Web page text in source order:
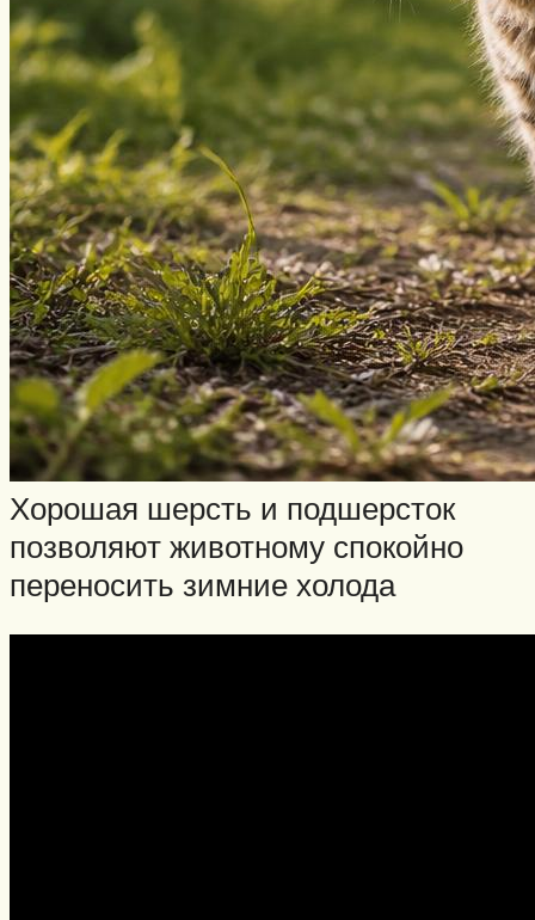
Хорошая шерсть и подшерсток
позволяют животному спокойно
переносить зимние холода